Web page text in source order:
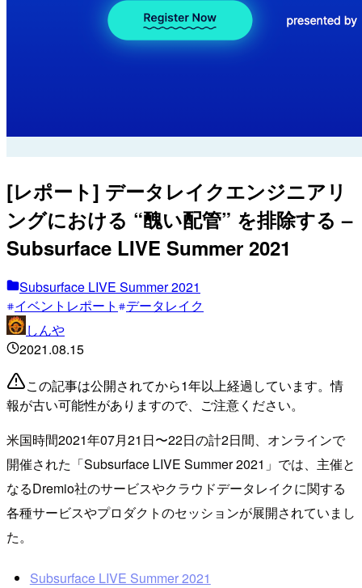
[レポート] データレイクエンジニアリ
ングにおける “醜い配管” を排除する –
Subsurface LIVE Summer 2021
Subsurface LIVE Summer 2021
イベントレポート
データレイク
しんや
2021.08.15
この記事は公開されてから1年以上経過しています。情
報が古い可能性がありますので、ご注意ください。
米国時間2021年07月21日〜22日の計2日間、オンラインで
開催された「Subsurface LIVE Summer 2021」では、主催と
なるDremio社のサービスやクラウドデータレイクに関する
各種サービスやプロダクトのセッションが展開されていまし
た。
Subsurface LIVE Summer 2021